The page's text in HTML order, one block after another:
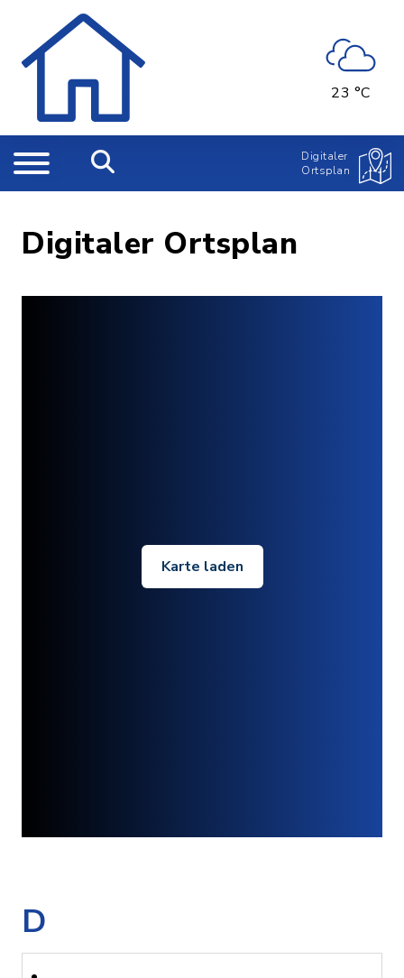
23 °C
Digitaler
Ortsplan
Digitaler Ortsplan
Karte laden
D